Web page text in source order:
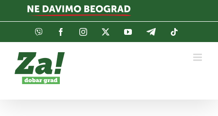
Viber FacebookInstagramTwitterYouTubeTelegram